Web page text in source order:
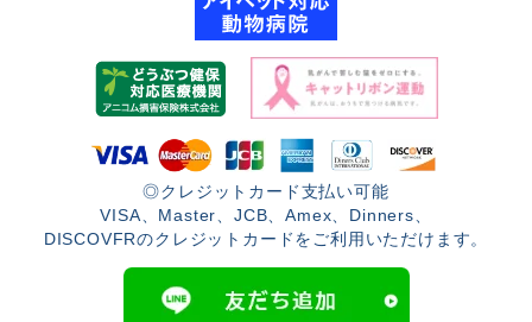
◎クレジットカード支払い可能
VISA、Master、JCB、Amex、Dinners、
DISCOVFRのクレジットカードをご利用いただけます。